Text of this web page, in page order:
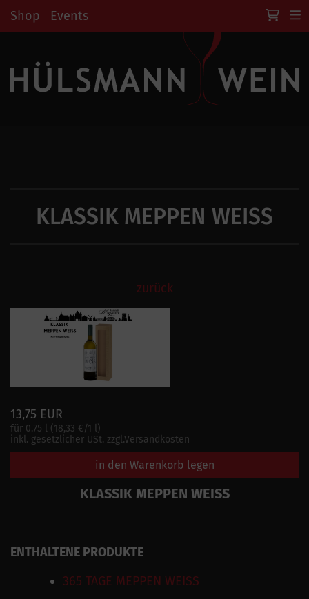
Shop Events
KLASSIK MEPPEN WEISS
zurück
13,75 EUR
für 0.75 l (18,33 €/1 l)
inkl. gesetzlicher USt. zzgl.Versandkosten
in den Warenkorb legen
KLASSIK MEPPEN WEISS
ENTHALTENE PRODUKTE
365 TAGE MEPPEN WEISS